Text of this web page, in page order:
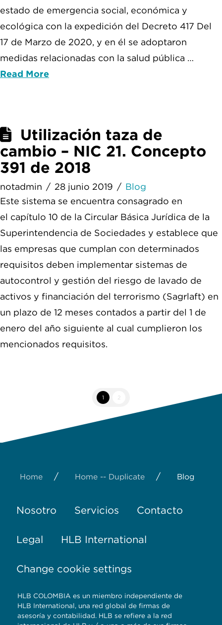
estado de emergencia social, económica y
ecológica con la expedición del Decreto 417 Del
17 de Marzo de 2020, y en él se adoptaron
medidas relacionadas con la salud pública …
Read More
Utilización taza de
cambio – NIC 21. Concepto
391 de 2018
notadmin 28 junio 2019
Blog
Este sistema se encuentra consagrado en
el capítulo 10 de la Circular Básica Jurídica de la
Superintendencia de Sociedades y establece que
las empresas que cumplan con determinados
requisitos deben implementar sistemas de
autocontrol y gestión del riesgo de lavado de
activos y financiación del terrorismo (Sagrlaft) en
un plazo de 12 meses contados a partir del 1 de
enero del año siguiente al cual cumplieron los
mencionados requisitos.
1 2
Home / Home -- Duplicate / Blog
Nosotro Servicios Contacto
Legal HLB International
Change cookie settings
HLB COLOMBIA es un miembro independiente de
HLB International, una red global de firmas de
asesoría y contabilidad. HLB se refiere a la red